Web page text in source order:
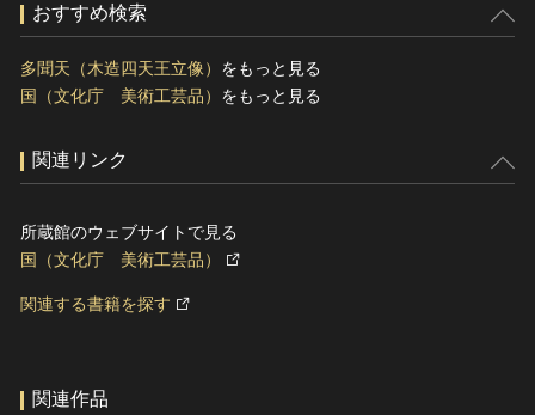
おすすめ検索
多聞天（木造四天王立像） をもっと見る
国（文化庁 美術工芸品） をもっと見る
関連リンク
所蔵館のウェブサイトで見る
国（文化庁 美術工芸品）
関連する書籍を探す
関連作品